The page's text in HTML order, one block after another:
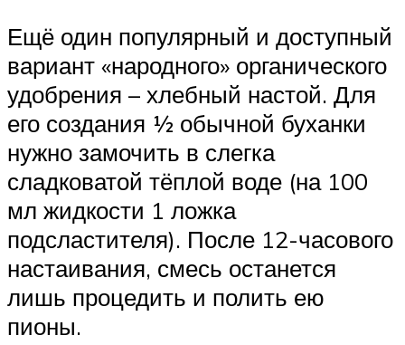
Ещё один популярный и доступный
вариант «народного» органического
удобрения – хлебный настой. Для
его создания ½ обычной буханки
нужно замочить в слегка
сладковатой тёплой воде (на 100
мл жидкости 1 ложка
подсластителя). После 12-часового
настаивания, смесь останется
лишь процедить и полить ею
пионы.